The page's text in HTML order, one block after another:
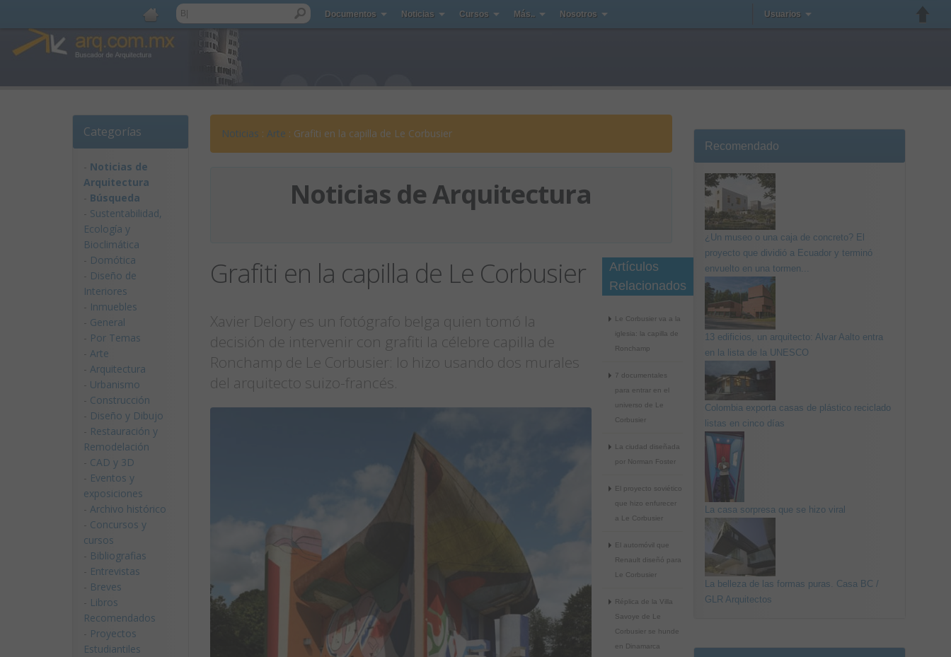
Documentos Noticias Cursos Más.. Nosotros Usuarios
Categorías
- Noticias de
Arquitectura
- Búsqueda
- Sustentabilidad,
Ecologí­a y
Bioclimática
- Domótica
- Diseño de
Interiores
- Inmuebles
- General
- Por Temas
- Arte
- Arquitectura
- Urbanismo
- Construcción
- Diseño y Dibujo
- Restauración y
Remodelación
- CAD y 3D
- Eventos y
exposiciones
- Archivo histórico
- Concursos y
cursos
- Bibliografias
- Entrevistas
- Breves
- Libros
Recomendados
- Proyectos
Estudiantiles
Noticias : Arte : Grafiti en la capilla de Le Corbusier
Noticias de Arquitectura
Grafiti en la capilla de Le Corbusier
Xavier Delory es un fotógrafo belga quien tomó la
decisión de intervenir con grafiti la célebre capilla de
Ronchamp de Le Corbusier: lo hizo usando dos murales
del arquitecto suizo-francés.
Artículos
Relacionados
Le Corbusier va a la
iglesia: la capilla de
Ronchamp
7 documentales
para entrar en el
universo de Le
Corbusier
La ciudad diseñada
por Norman Foster
El proyecto soviético
que hizo enfurecer
a Le Corbusier
El automóvil que
Renault diseñó para
Le Corbusier
Réplica de la Villa
Savoye de Le
Corbusier se hunde
en Dinamarca
Recomendado
¿Un museo o una caja de concreto? El
proyecto que dividió a Ecuador y terminó
envuelto en una tormen...
13 edificios, un arquitecto: Alvar Aalto entra
en la lista de la UNESCO
Colombia exporta casas de plástico reciclado
listas en cinco días
La casa sorpresa que se hizo viral
La belleza de las formas puras. Casa BC /
GLR Arquitectos